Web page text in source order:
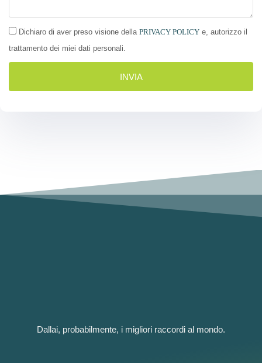
Dichiaro di aver preso visione della PRIVACY POLICY e, autorizzo il
trattamento dei miei dati personali.
INVIA
Dallai, probabilmente, i migliori raccordi al mondo.